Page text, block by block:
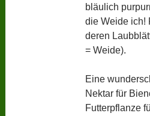
bläulich
die Weide ich!
deren
= Weide).
Eine
Nektar für
Futterpflanze